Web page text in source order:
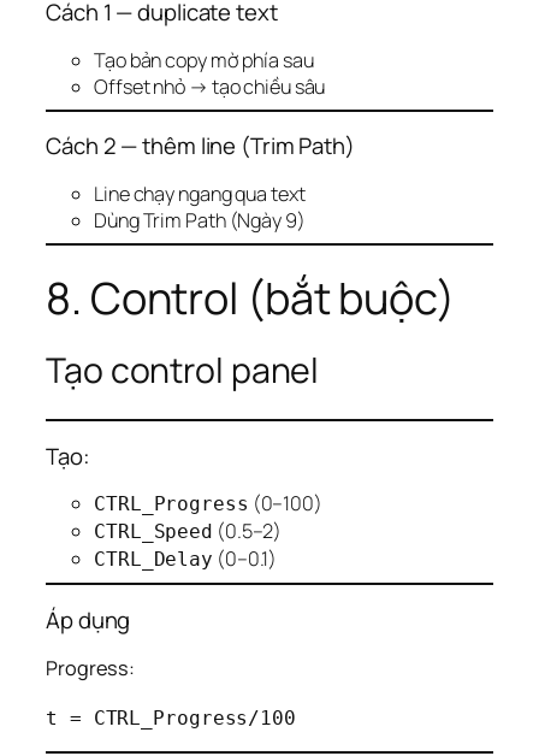
Cách 1 — duplicate text
Tạo bản copy mờ phía sau
Offset nhỏ → tạo chiều sâu
Cách 2 — thêm line (Trim Path)
Line chạy ngang qua text
Dùng Trim Path (Ngày 9)
8. Control (bắt buộc)
Tạo control panel
Tạo:
CTRL_Progress (0–100)
CTRL_Speed (0.5–2)
CTRL_Delay (0–0.1)
Áp dụng
Progress: